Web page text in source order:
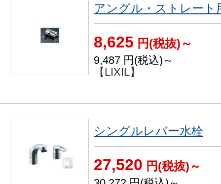
アングル・ストレート
8,625 円(税抜)～
9,487 円(税込)～
【LIXIL】
シングルレバー水栓
27,520 円(税抜)～